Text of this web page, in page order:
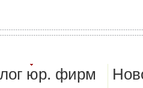
юр. фирм